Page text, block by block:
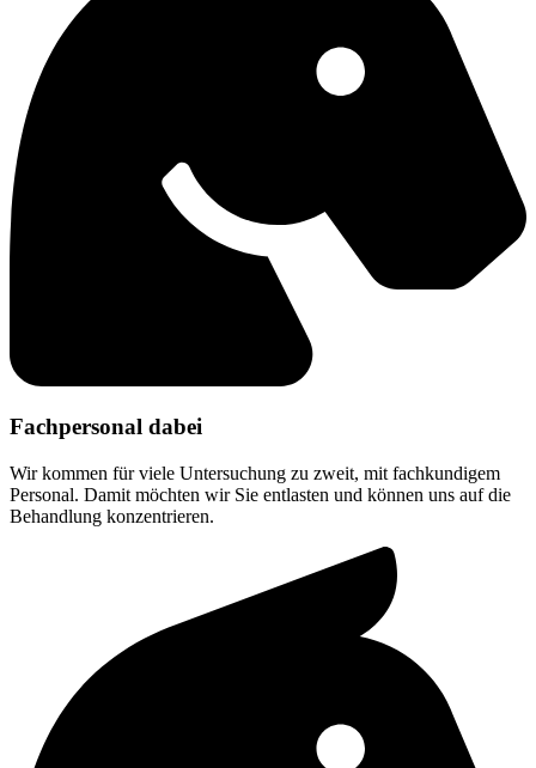
Fachpersonal dabei
Wir kommen für viele Untersuchung zu zweit, mit fachkundigem
Personal. Damit möchten wir Sie entlasten und können uns auf die
Behandlung konzentrieren.